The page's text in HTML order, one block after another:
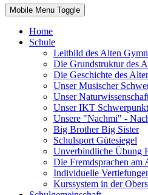
Mobile Menu Toggle
Home
Schule
Leitbild des Alten
Die Grundstruktur des
Die Geschichte des
Unser Musischer
Unser
Unser IKT
Unsere "Nachmi" -
Big Brother Big Sister
Schulsport Gütesiegel
Unverbindliche Übung
Die Fremdsprachen am
Individuelle
Kurssystem in der